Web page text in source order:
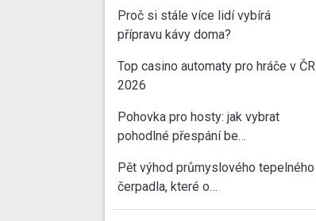
Proč si stále více lidí vybírá
přípravu kávy doma?
Top casino automaty pro hráče v ČR
2026
Pohovka pro hosty: jak vybrat
pohodlné přespání be…
Pět výhod průmyslového tepelného
čerpadla, které o…